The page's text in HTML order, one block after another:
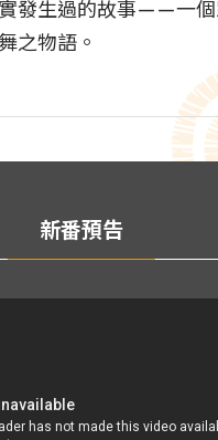
發生過的故事——一個
之物語。
新番預告